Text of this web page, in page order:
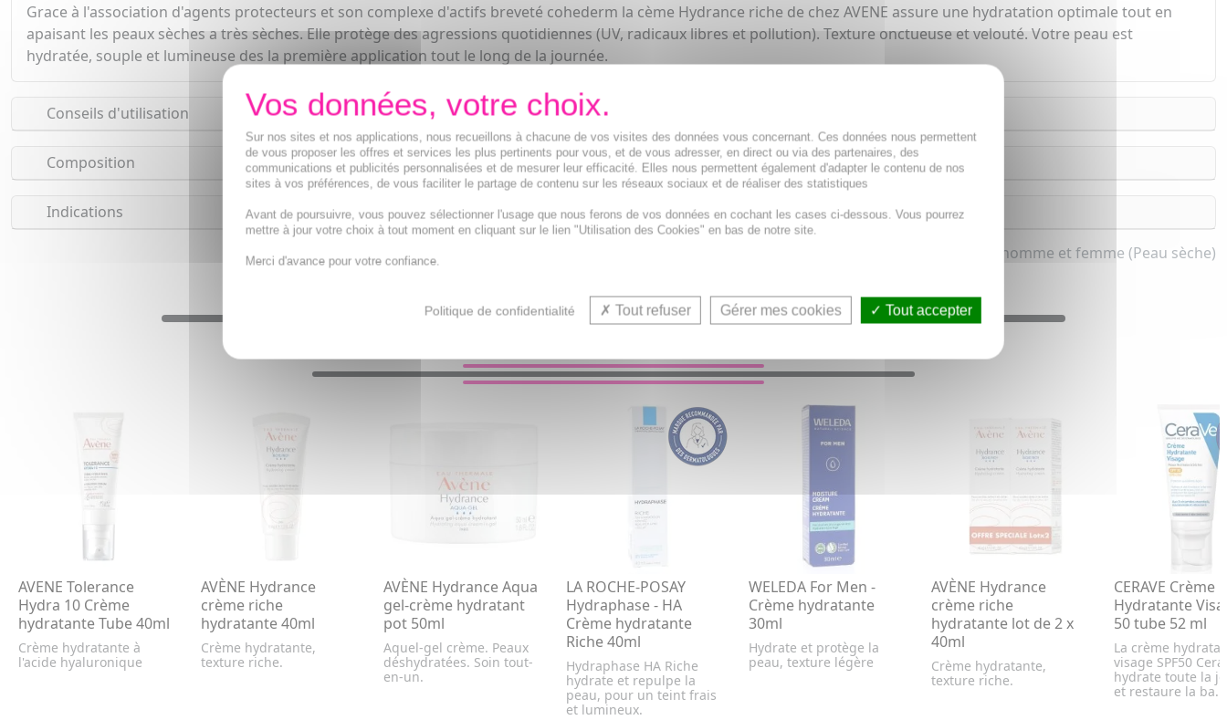
Grace à l'association d'agents protecteurs et son complexe d'actifs breveté cohederm la cème Hydrance riche de chez AVENE assure une hydratation optimale tout en
apaisant les peaux sèches a très sèches. Elle protège des agressions quotidiennes (UV, radicaux libres et pollution). Texture onctueuse et velouté. Votre peau est
hydratée, souple et lumineuse des la première application tout le long de la journée.
Conseils d'utilisation
Composition
Indications
Crème de jour hydratante et Crème, Fluide solaire protection moyenne SPF 20/30 pour homme et femme (Peau sèche)
AVENE Tolerance
Hydra 10 Crème
hydratante Tube 40ml
Crème hydratante à
l'acide hyaluronique
AVÈNE Hydrance
crème riche
hydratante 40ml
Crème hydratante,
texture riche.
AVÈNE Hydrance Aqua
gel-crème hydratant
pot 50ml
Aquel-gel crème. Peaux
déshydratées. Soin tout-
en-un.
LA ROCHE-POSAY
Hydraphase - HA
Crème hydratante
Riche 40ml
Hydraphase HA Riche
hydrate et repulpe la
peau, pour un teint frais
et lumineux.
WELEDA For Men -
Crème hydratante
30ml
Hydrate et protège la
peau, texture légère
AVÈNE Hydrance
crème riche
hydratante lot de 2 x
40ml
Crème hydratante,
texture riche.
CERAVE Crème
Hydratante
50 tube 52 ml
La crème
visage SPF50
hydrate toute la
et restaure la ba...
Sur nos sites et nos applications, nous recueillons à chacune de vos visites des données vous concernant. Ces données nous permettent
de vous proposer les offres et services les plus pertinents pour vous, et de vous adresser, en direct ou via des partenaires, des
communications et publicités personnalisées et de mesurer leur efficacité. Elles nous permettent également d'adapter le contenu de nos
sites à vos préférences, de vous faciliter le partage de contenu sur les réseaux sociaux et de réaliser des statistiques
Avant de poursuivre, vous pouvez sélectionner l'usage que nous ferons de vos données en cochant les cases ci-dessous. Vous pourrez
mettre à jour votre choix à tout moment en cliquant sur le lien "Utilisation des Cookies" en bas de notre site.
Merci d'avance pour votre confiance.
Politique de confidentialité Tout refuser Gérer mes cookies Tout accepter